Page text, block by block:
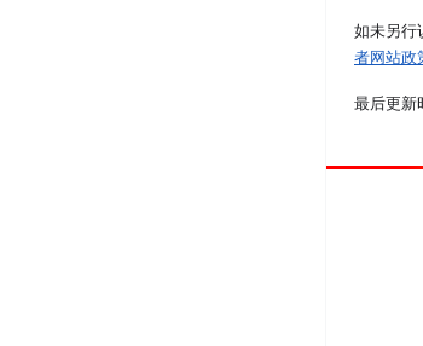
如未另行
者网站政
最后更新